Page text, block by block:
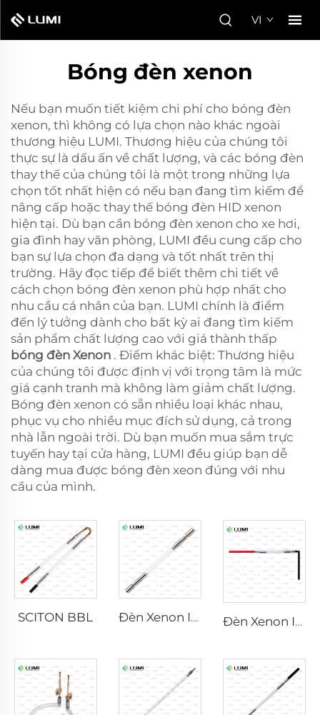
VI
Bóng đèn xenon
Nếu bạn muốn tiết kiệm chi phí cho bóng đèn
xenon, thì không có lựa chọn nào khác ngoài
thương hiệu LUMI. Thương hiệu của chúng tôi
thực sự là dấu ấn về chất lượng, và các bóng đèn
thay thế của chúng tôi là một trong những lựa
chọn tốt nhất hiện có nếu bạn đang tìm kiếm để
nâng cấp hoặc thay thế bóng đèn HID xenon
hiện tại. Dù bạn cần bóng đèn xenon cho xe hơi,
gia đình hay văn phòng, LUMI đều cung cấp cho
bạn sự lựa chọn đa dạng và tốt nhất trên thị
trường. Hãy đọc tiếp để biết thêm chi tiết về
cách chọn bóng đèn xenon phù hợp nhất cho
nhu cầu cá nhân của bạn. LUMI chính là điểm
đến lý tưởng dành cho bất kỳ ai đang tìm kiếm
sản phẩm chất lượng cao với giá thành thấp
bóng đèn Xenon . Điểm khác biệt: Thương hiệu
của chúng tôi được định vị với trọng tâm là mức
giá cạnh tranh mà không làm giảm chất lượng.
Bóng đèn xenon có sẵn nhiều loại khác nhau,
phục vụ cho nhiều mục đích sử dụng, cả trong
nhà lẫn ngoài trời. Dù bạn muốn mua sắm trực
tuyến hay tại cửa hàng, LUMI đều giúp bạn dễ
dàng mua được bóng đèn xeon đúng với nhu
cầu của mình.
SCITON BBL Đèn Xenon IPL P1640 – 7×47×110 mm Đèn Xenon IPL P1541 – 9×45×100 mm